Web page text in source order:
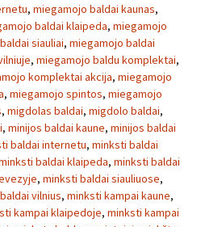
, miegamojo baldai kaunas,
baldai klaipeda, miegamojo
siauliai, miegamojo baldai
, miegamojo baldu komplektai,
komplektai akcija, miegamojo
, miegamojo spintos, miegamojo
, migdolas baldai, migdolo baldai,
, minijos baldai kaune, minijos baldai
baldai internetu, minksti baldai
baldai klaipeda, minksti baldai
, minksti baldai siauliuose,
vilnius, minksti kampai kaune,
kampai klaipedoje, minksti kampai